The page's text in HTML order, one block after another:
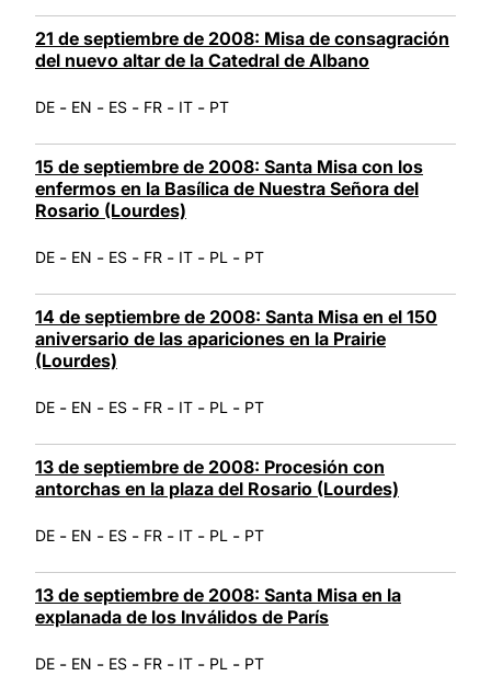
21 de septiembre de 2008: Misa de consagración
del nuevo altar de la Catedral de Albano
DE - EN - ES - FR - IT - PT
15 de septiembre de 2008: Santa Misa con los
enfermos en la Basílica de Nuestra Señora del
Rosario (Lourdes)
DE - EN - ES - FR - IT - PL - PT
14 de septiembre de 2008: Santa Misa en el 150
aniversario de las apariciones en la Prairie
(Lourdes)
DE - EN - ES - FR - IT - PL - PT
13 de septiembre de 2008: Procesión con
antorchas en la plaza del Rosario (Lourdes)
DE - EN - ES - FR - IT - PL - PT
13 de septiembre de 2008: Santa Misa en la
explanada de los Inválidos de París
DE - EN - ES - FR - IT - PL - PT